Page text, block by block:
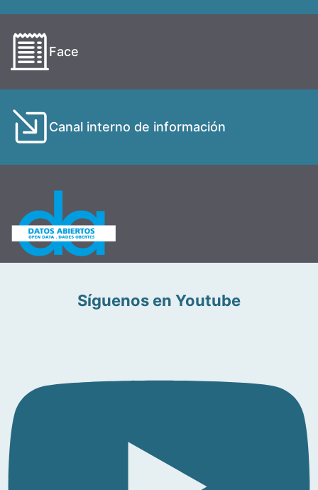
Face
Canal interno de información
Síguenos en Youtube